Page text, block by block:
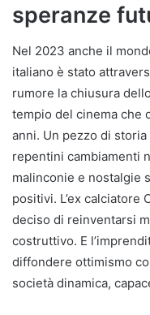
speranze
Nel 2023 anche il
italiano è stato
rumore la chiusura
tempio del cinema che
anni. Un pezzo di
repentini cambiamenti
malinconie e nostalgie
positivi. L’ex calciatore
deciso di reinventarsi
costruttivo. E
diffondere ottimismo
società dinamica,